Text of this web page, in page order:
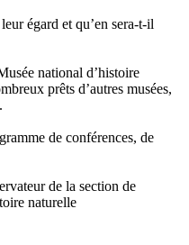
égard et qu’en sera-t-il
national d’histoire
prêts d’autres musées,
de conférences, de
de la section de
naturelle